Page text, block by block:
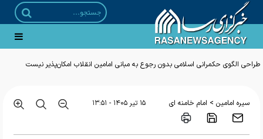
طراحی الگوی حکمرانی اسلامی بدون رجوع به مبانی امامین انقلاب امکان‌پذیر نیست
سیره امامین > امام خامنه ای ۱۵ تير ۱۴۰۵ - ۱۳:۵۱